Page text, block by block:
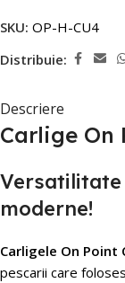
SKU: OP-H-CU4
Distribuie:
Descriere
Carlige On
moderne!
Carligele On Point
pescarii care